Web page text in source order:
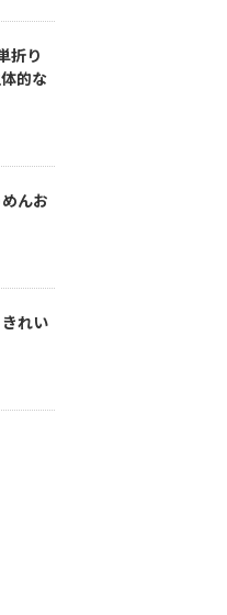
折り
的な
んお
れい